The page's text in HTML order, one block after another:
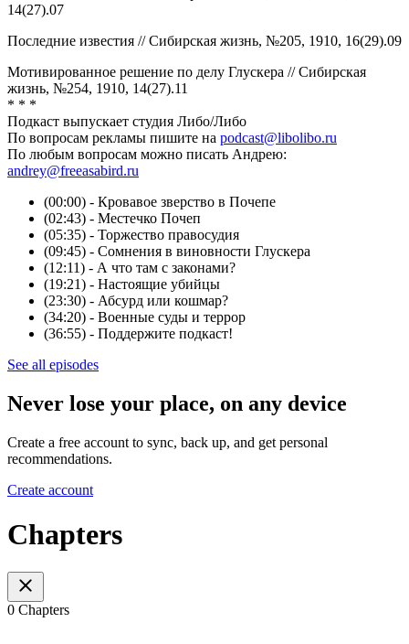
14(27).07
Последние известия // Сибирская жизнь, №205, 1910, 16(29).09
Мотивированное решение по делу Глускера // Сибирская
жизнь, №254, 1910, 14(27).11
* * *
Подкаст выпускает студия Либо/Либо
По вопросам рекламы пишите на podcast@libolibo.ru
По любым вопросам можно писать Андрею:
andrey@freeasabird.ru
(00:00) - Кровавое зверство в Почепе
(02:43) - Местечко Почеп
(05:35) - Торжество правосудия
(09:45) - Сомнения в виновности Глускера
(12:11) - А что там с законами?
(19:21) - Настоящие убийцы
(23:30) - Абсурд или кошмар?
(34:20) - Военные суды и террор
(36:55) - Поддержите подкаст!
See all episodes
Never lose your place, on any device
Create a free account to sync, back up, and get personal
recommendations.
Create account
Chapters
0 Chapters